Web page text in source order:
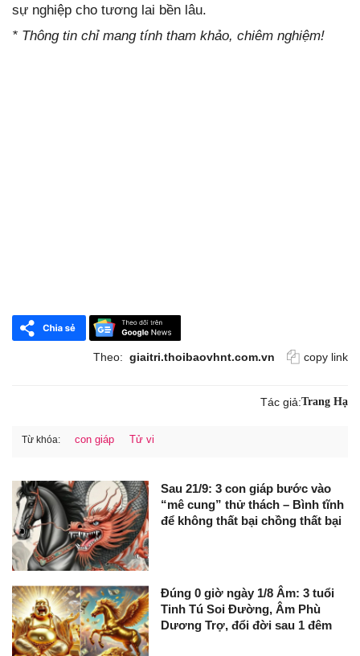
sự nghiệp cho tương lai bền lâu.
* Thông tin chỉ mang tính tham khảo, chiêm nghiệm!
Theo: giaitri.thoibaovhnt.com.vn copy link
Tác giả:Trang Hạ
Từ khóa: con giáp Tử vi
Sau 21/9: 3 con giáp bước vào
“mê cung” thử thách – Bình tĩnh
để không thất bại chồng thất bại
Đúng 0 giờ ngày 1/8 Âm: 3 tuổi
Tinh Tú Soi Đường, Âm Phù
Dương Trợ, đổi đời sau 1 đêm